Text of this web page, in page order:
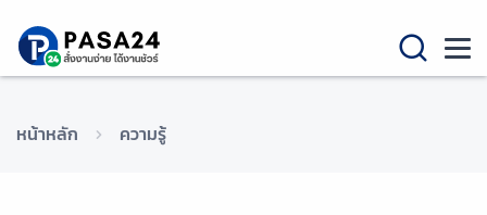
หน้าหลัก ความรู้